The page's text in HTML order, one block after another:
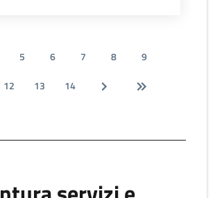
5 6 7 8
9
12 13 14